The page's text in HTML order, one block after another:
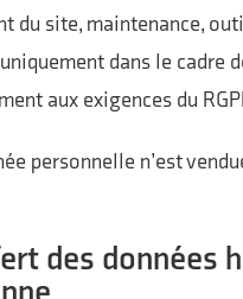
du site, maintenance,
uniquement dans le cadre
aux exigences du
personnelle n’est
des données